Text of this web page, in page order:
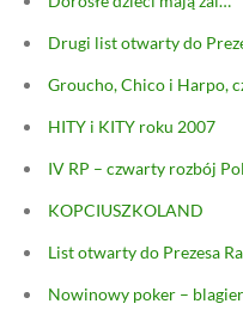
Drugi list otwarty do
Groucho, Chico i Harpo,
HITY i KITY roku 2007
IV RP – czwarty rozbój
KOPCIUSZKOLAND
List otwarty do Prezesa
Nowinowy poker –